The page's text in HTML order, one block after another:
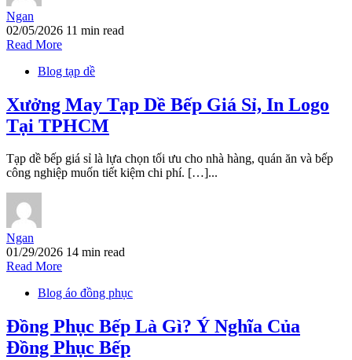
Ngan
02/05/2026 11 min read
Read More
Blog tạp dề
Xưởng May Tạp Dề Bếp Giá Sỉ, In Logo
Tại TPHCM
Tạp dề bếp giá sỉ là lựa chọn tối ưu cho nhà hàng, quán ăn và bếp
công nghiệp muốn tiết kiệm chi phí. […]...
Ngan
01/29/2026 14 min read
Read More
Blog áo đồng phục
Đồng Phục Bếp Là Gì? Ý Nghĩa Của
Đồng Phục Bếp